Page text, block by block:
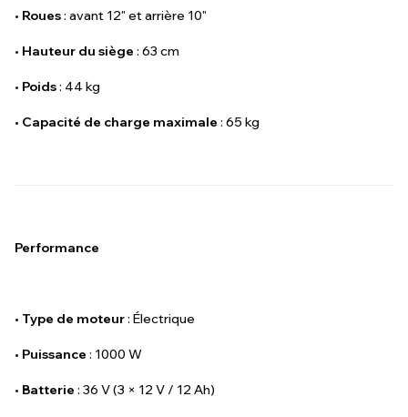
• Roues: avant 12" et arrière 10"
• Hauteur du siège : 63 cm
• Poids: 44 kg
• Capacité de charge maximale : 65 kg
Performance
• Type de moteur: Électrique
• Puissance : 1000 W
• Batterie : 36 V (3 × 12 V / 12 Ah)